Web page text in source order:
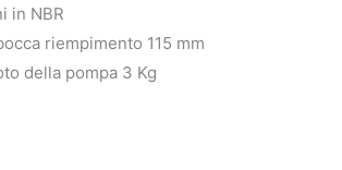
in NBR
riempimento 115 mm
della pompa 3 Kg